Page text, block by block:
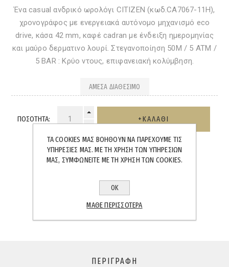
Ένα casual ανδρικό ωρολόγι CITIZEN (κωδ.CA7067-11H),
χρονογράφος με ενεργειακά αυτόνομο μηχανισμό eco
drive, κάσα 42 mm, καφέ cadran με ένδειξη ημερομηνίας
και μαύρο δερματινο λουρί. Στεγανοποίηση 50M / 5 ATM /
5 BAR : Κρύο ντους, επιφανειακή κολύμβηση.
ΆΜΕΣΑ ΔΙΑΘΈΣΙΜΟ
ΠΟΣΌΤΗΤΑ:
ΠΕΡΙΓΡΑΦΉ
ΤΑ COOKIES ΜΑΣ ΒΟΗΘΟΎΝ ΝΑ ΠΑΡΈΧΟΥΜΕ ΤΙΣ
ΥΠΗΡΕΣΊΕΣ ΜΑΣ. ΜΕ ΤΗ ΧΡΉΣΗ ΤΩΝ ΥΠΗΡΕΣΙΏΝ
ΜΑΣ, ΣΥΜΦΩΝΕΊΤΕ ΜΕ ΤΗ ΧΡΉΣΗ ΤΩΝ COOKIES.
ΟΚ
ΜΆΘΕ ΠΕΡΙΣΣΌΤΕΡΑ